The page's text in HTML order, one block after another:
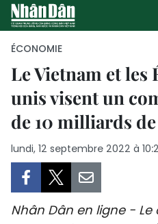
PAGE
ÉCONOMIE
Le Vietnam et les
unis visent un
de 10 milliards
lundi, 12 septembre 2022 à
Nhân Dân en ligne -